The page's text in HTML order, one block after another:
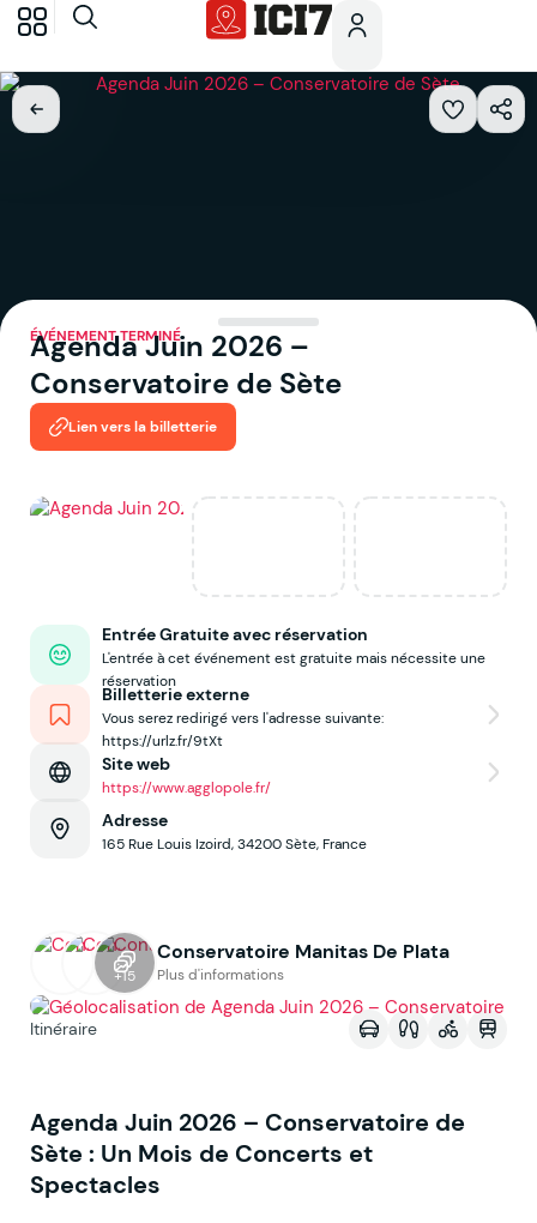
ÉVÉNEMENT TERMINÉ
Agenda Juin 2026 –
Conservatoire de Sète
Entrée Gratuite avec réservation
L'entrée à cet événement est gratuite mais nécessite une
réservation
Billetterie externe
Vous serez redirigé vers l'adresse suivante:
https://urlz.fr/9tXt
Site web
https://www.agglopole.fr/
Adresse
165 Rue Louis Izoird, 34200 Sète, France
+15
Conservatoire Manitas De Plata
Plus d'informations
Voir sur la map
Itinéraire
Agenda Juin 2026 – Conservatoire de
Sète : Un Mois de Concerts et
Spectacles
Lien vers la billetterie